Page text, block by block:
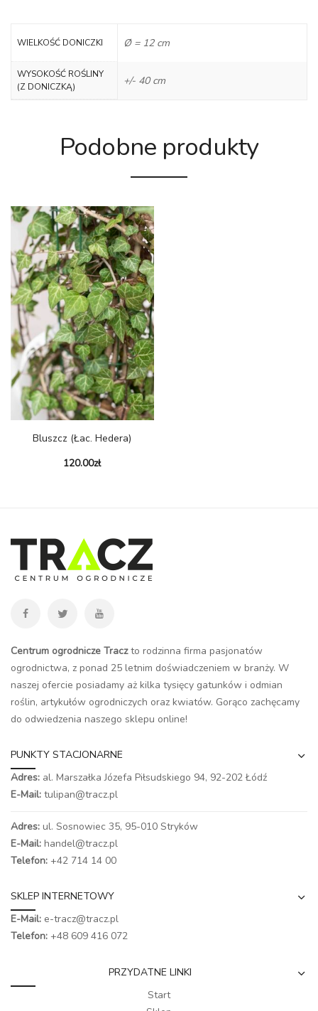
WIELKOŚĆ DONICZKI Ø = 12 cm
WYSOKOŚĆ ROŚLINY
(Z DONICZKĄ)
+/- 40 cm
Podobne produkty
Bluszcz (łac. Hedera)
120.00zł
Centrum ogrodnicze Traczto rodzinna firma pasjonatów
ogrodnictwa, z ponad 25 letnim doświadczeniem w branży. W
naszej ofercie posiadamy aż kilka tysięcy gatunków i odmian
roślin, artykułów ogrodniczych oraz kwiatów. Gorąco zachęcamy
do odwiedzenia naszego sklepu online!
PUNKTY STACJONARNE
Adres: al. Marszałka Józefa Piłsudskiego 94, 92-202 Łódź
E-Mail: tulipan@tracz.pl
Adres: ul. Sosnowiec 35, 95-010 Stryków
E-Mail: handel@tracz.pl
Telefon: +42 714 14 00
SKLEP INTERNETOWY
E-Mail: e-tracz@tracz.pl
Telefon: +48 609 416 072
PRZYDATNE LINKI
Start